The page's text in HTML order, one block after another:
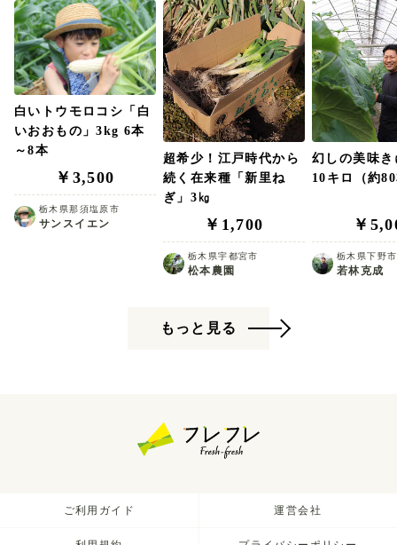
白いトウモロコシ「白
いおおもの」3kg 6本
～8本
￥3,500
栃木県那須塩原市
サンスイエン
超希少！江戸時代から
続く在来種「新里ね
ぎ」3㎏
￥1,700
栃木県宇都宮市
松本農園
幻しの美味
10キロ（約
￥
栃木県下野市
若林克成
もっと見る
ご利用ガイド 運営会社